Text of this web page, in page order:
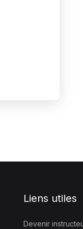
Liens utiles
Devenir